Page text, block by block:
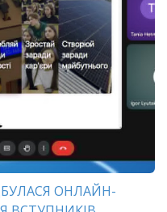
ОНЛАЙН-